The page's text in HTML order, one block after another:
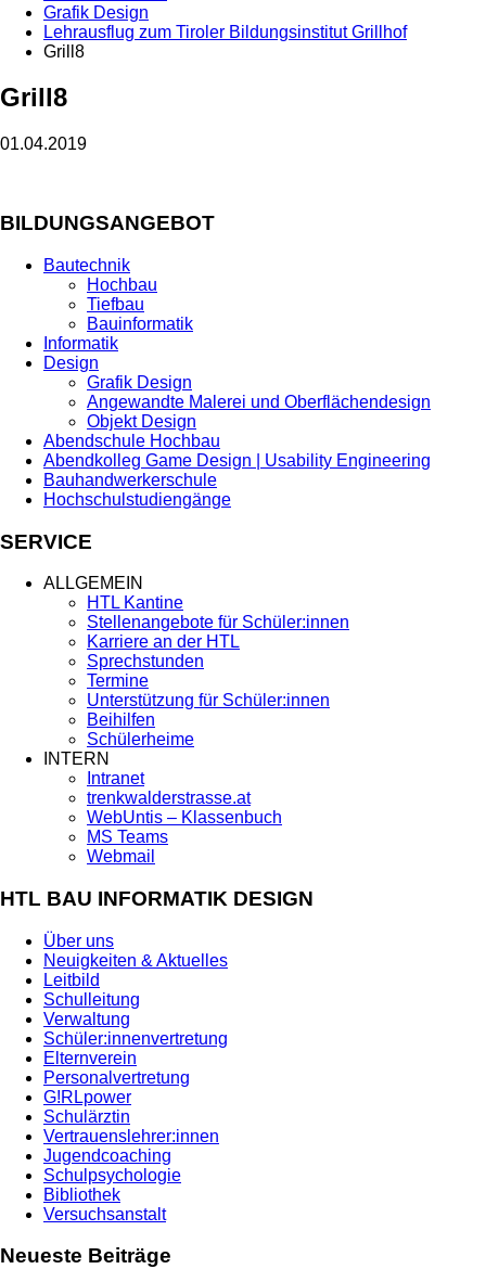
Grafik Design
Lehrausflug zum Tiroler Bildungsinstitut Grillhof
Grill8
Grill8
01.04.2019
BILDUNGSANGEBOT
Bautechnik
Hochbau
Tiefbau
Bauinformatik
Informatik
Design
Grafik Design
Angewandte Malerei und Oberflächendesign
Objekt Design
Abendschule Hochbau
Abendkolleg Game Design | Usability Engineering
Bauhandwerkerschule
Hochschulstudiengänge
SERVICE
ALLGEMEIN
HTL Kantine
Stellenangebote für Schüler:innen
Karriere an der HTL
Sprechstunden
Termine
Unterstützung für Schüler:innen
Beihilfen
Schülerheime
INTERN
Intranet
trenkwalderstrasse.at
WebUntis – Klassenbuch
MS Teams
Webmail
HTL BAU INFORMATIK DESIGN
Über uns
Neuigkeiten & Aktuelles
Leitbild
Schulleitung
Verwaltung
Schüler:innenvertretung
Elternverein
Personalvertretung
G!RLpower
Schulärztin
Vertrauenslehrer:innen
Jugendcoaching
Schulpsychologie
Bibliothek
Versuchsanstalt
Neueste Beiträge